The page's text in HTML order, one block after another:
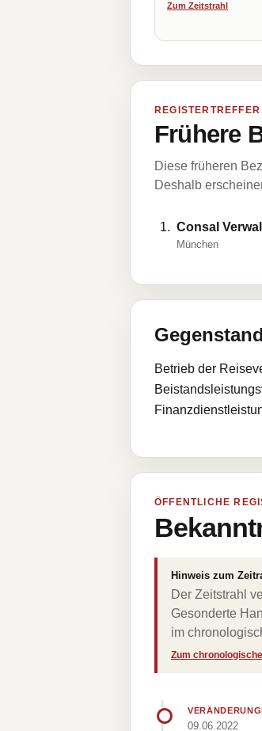
Zum Zeitstrahl
REGISTERTREFFER
Frühere
Diese früheren
Deshalb
Consal
München
Betrieb der
ÖFFENTLICHE
Hinweis zum
Der Zeitstrahl
Gesonderte
im
Zum
09.06.2022